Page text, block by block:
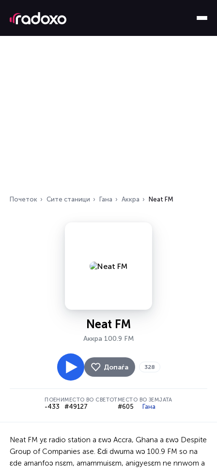
Почеток Сите станици Гана Аккра Neat FM
Neat FM
Аккра 100.9 FM
Допаѓа 328
ПОЕНИ
-433
МЕСТО ВО СВЕТОТ
#49127
МЕСТО ВО ЗЕМЈАТА
#605 Гана
Neat FM yɛ radio station a ɛwɔ Accra, Ghana a ɛwɔ Despite
Group of Companies ase. Ɛdi dwuma wɔ 100.9 FM so na
ɛde amanfoɔ nsɛm, amammuisɛm, anigyesɛm ne nnwom a